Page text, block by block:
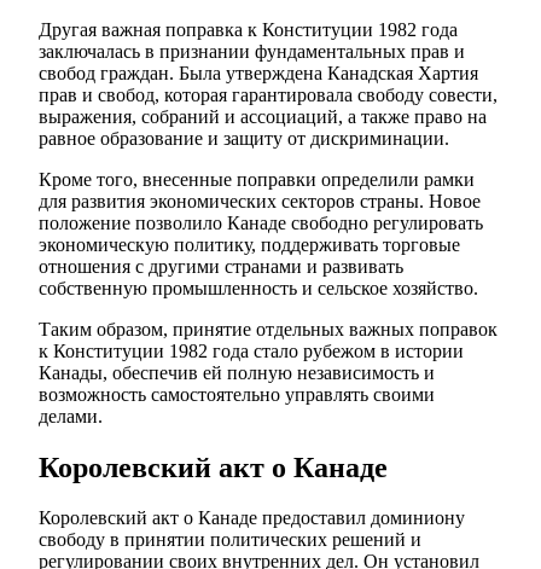
Другая важная поправка к Конституции 1982 года
заключалась в признании фундаментальных прав и
свобод граждан. Была утверждена Канадская Хартия
прав и свобод, которая гарантировала свободу совести,
выражения, собраний и ассоциаций, а также право на
равное образование и защиту от дискриминации.
Кроме того, внесенные поправки определили рамки
для развития экономических секторов страны. Новое
положение позволило Канаде свободно регулировать
экономическую политику, поддерживать торговые
отношения с другими странами и развивать
собственную промышленность и сельское хозяйство.
Таким образом, принятие отдельных важных поправок
к Конституции 1982 года стало рубежом в истории
Канады, обеспечив ей полную независимость и
возможность самостоятельно управлять своими
делами.
Королевский акт о Канаде
Королевский акт о Канаде предоставил доминиону
свободу в принятии политических решений и
регулировании своих внутренних дел. Он установил